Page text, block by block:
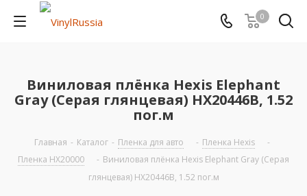
0
Виниловая плёнка Hexis Elephant
Gray (Серая глянцевая) HX20446B, 1.52
пог.м
Главная - Каталог - Пленка для авто - Пленка Hexis
-
Пленка HX20000
- Виниловая плёнка Hexis Elephant Gray (Серая
глянцевая) HX20446B, 1.52 пог.м